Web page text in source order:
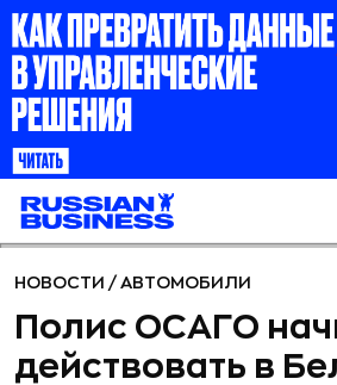
НОВОСТИ / АВТОМОБИЛИ
Полис ОСАГО
действовать в